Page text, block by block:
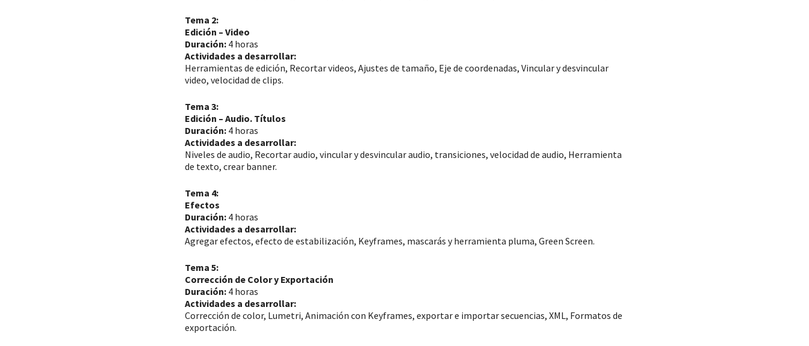
Tema 2:
Edición – Video
Duración: 4 horas
Actividades a desarrollar:
Herramientas de edición, Recortar videos, Ajustes de tamaño, Eje de coordenadas, Vincular y desvincular
video, velocidad de clips.
Tema 3:
Edición – Audio. Títulos
Duración: 4 horas
Actividades a desarrollar:
Niveles de audio, Recortar audio, vincular y desvincular audio, transiciones, velocidad de audio, Herramienta
de texto, crear banner.
Tema 4:
Efectos
Duración: 4 horas
Actividades a desarrollar:
Agregar efectos, efecto de estabilización, Keyframes, mascarás y herramienta pluma, Green Screen.
Tema 5:
Corrección de Color y Exportación
Duración: 4 horas
Actividades a desarrollar:
Corrección de color, Lumetri, Animación con Keyframes, exportar e importar secuencias, XML, Formatos de
exportación.